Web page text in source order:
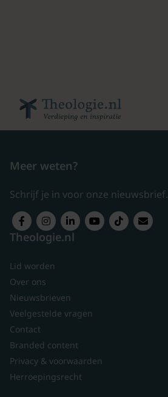
Meer weten?
Schrijf je in voor onze nieuwsbrief.
Theologie.nl
Lid worden
Over ons
Nieuwsbrieven
Veelgestelde vragen
Contact
Branded content
Privacy & voorwaarden
Herroepingsrecht